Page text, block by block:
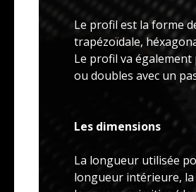
Le profil est la forme
trapézoïdale,
Le profil va
ou doubles avec un
Les dimensions
La longueur utilisée
longueur intérieure,